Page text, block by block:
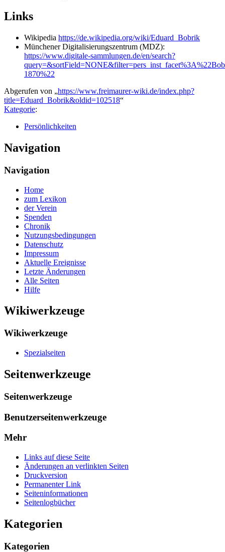
Links
Wikipedia https://de.wikipedia.org/wiki/Eduard_Bobrik
Münchener Digitalisierungszentrum (MDZ):
https://www.digitale-sammlungen.de/en/search?
1870%22
Abgerufen von „https://www.freimaurer-wiki.de/index.php?
title=Eduard_Bobrik&oldid=102518“
Kategorie:
Persönlichkeiten
Navigation
Navigation
Home
zum Lexikon
der Verein
Spenden
Chronik
Nutzungsbedingungen
Datenschutz
Impressum
Aktuelle Ereignisse
Letzte Änderungen
Alle Seiten
Hilfe
Wikiwerkzeuge
Wikiwerkzeuge
Spezialseiten
Seitenwerkzeuge
Seitenwerkzeuge
Benutzerseitenwerkzeuge
Mehr
Links auf diese Seite
Änderungen an verlinkten Seiten
Druckversion
Permanenter Link
Seiten­­informationen
Seitenlogbücher
Kategorien
Kategorien